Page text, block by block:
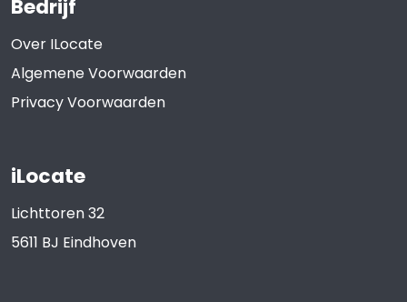
Bedrijf
Over ILocate
Algemene Voorwaarden
Privacy Voorwaarden
iLocate
Lichttoren 32
5611 BJ Eindhoven